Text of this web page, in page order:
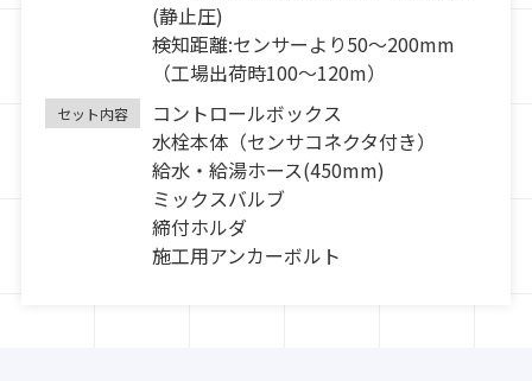
(静止圧)
検知距離:センサーより50～200mm
（工場出荷時100～120m）
セット内容
コントロールボックス
水栓本体（センサコネクタ付き）
給水・給湯ホース(450mm)
ミックスバルブ
締付ホルダ
施工用アンカーボルト